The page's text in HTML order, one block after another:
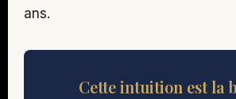
ans.
Cette intuition est la